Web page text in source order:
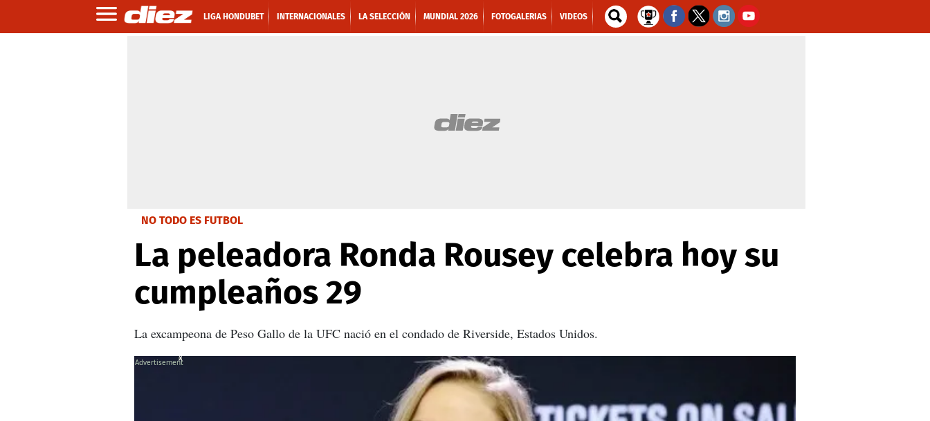
LIGA HONDUBET INTERNACIONALES LA SELECCIÓN MUNDIAL 2026 FOTOGALERIAS VIDEOS
NO TODO ES FUTBOL
La peleadora Ronda Rousey celebra hoy su
cumpleaños 29
La excampeona de Peso Gallo de la UFC nació en el condado de Riverside, Estados Unidos.
X